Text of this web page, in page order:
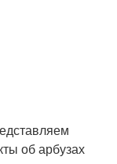
об арбузах